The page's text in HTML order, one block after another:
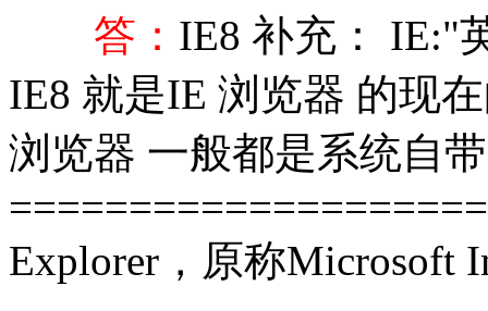
答： IE8 补充： IE:"
IE8 就是IE 浏览器 的现
浏览器 一般都是系统自
Explorer，原称Microsoft